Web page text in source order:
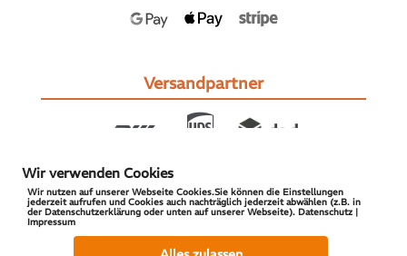
Versandpartner
© 2026 S-PARTS | All Rights Reserved
Wir verwenden Cookies
Wir nutzen auf unserer Webseite Cookies.Sie können die Einstellungen
jederzeit aufrufen und Cookies auch nachträglich jederzeit abwählen (z.B. in
der Datenschutzerklärung oder unten auf unserer Webseite). Datenschutz |
Impressum